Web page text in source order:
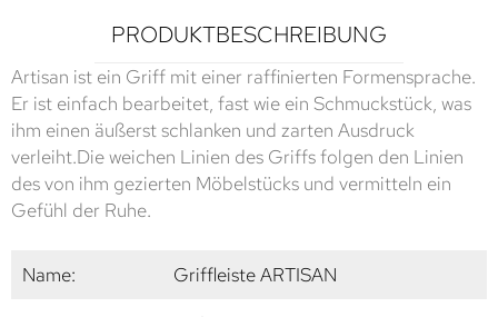
PRODUKTBESCHREIBUNG
Artisan ist ein Griff mit einer raffinierten Formensprache.
Er ist einfach bearbeitet, fast wie ein Schmuckstück, was
ihm einen äußerst schlanken und zarten Ausdruck
verleiht.Die weichen Linien des Griffs folgen den Linien
des von ihm gezierten Möbelstücks und vermitteln ein
Gefühl der Ruhe.
Name:
Griffleiste ARTISAN